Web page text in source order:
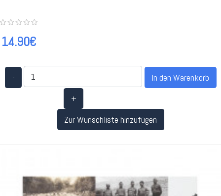
14.90€
-
+
Zur Wunschliste hinzufügen